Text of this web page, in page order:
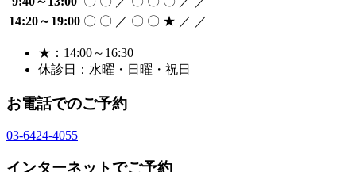
14:20～19:00 〇 〇 ／ 〇 〇 ★ ／ ／
★：14:00～16:30
休診日：水曜・日曜・祝日
お電話でのご予約
03-6424-4055
インターネットでご予約